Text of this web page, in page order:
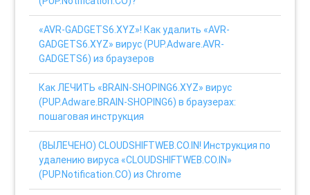
«AVR-GADGETS6.XYZ»! Как удалить «AVR-
GADGETS6.XYZ» вирус (PUP.Adware.AVR-
GADGETS6) из браузеров
Как ЛЕЧИТЬ «BRAIN-SHOPING6.XYZ» вирус
(PUP.Adware.BRAIN-SHOPING6) в браузерах:
пошаговая инструкция
(ВЫЛЕЧЕНО) CLOUDSHIFTWEB.CO.IN! Инструкция по
удалению вируса «CLOUDSHIFTWEB.CO.IN»
(PUP.Notification.CO) из Chrome